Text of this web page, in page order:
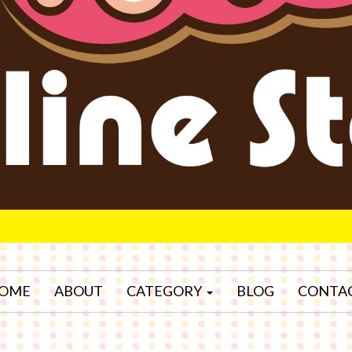
ABOUT CATEGORY BLOG